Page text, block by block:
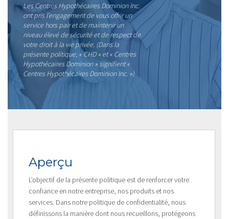
Les Centres Hypothécaires Dominion Inc.
ont pris l’engagement de vous offrir un
service hors pair et de maintenir un
niveau élevé de sécurité et de respect de
votre droit à la vie privée. (Dans la
présente politique, « CHD » et « Centres
Hypothécaires Dominion » signifient «
Centres Hypothécaires Dominion Inc. »)
Aperçu
L’objectif de la présente politique est de renforcer votre
confiance en notre entreprise, nos produits et nos
services. Dans notre politique de confidentialité, nous
définissons la manière dont nous recueillons, protégeons